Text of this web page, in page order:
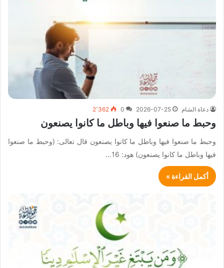
دعاة الشام 2026-07-25
0 2٬362
وحبط ما صنعوا فيها وباطل ما كانوا يصنعون
وحبط ما صنعوا فيها وباطل ما كانوا يصنعون قال تعالى: (وحبط ما صنعوا
فيها وباطل ما كانوا يصنعون) هود: 16…
أكمل القراءة »